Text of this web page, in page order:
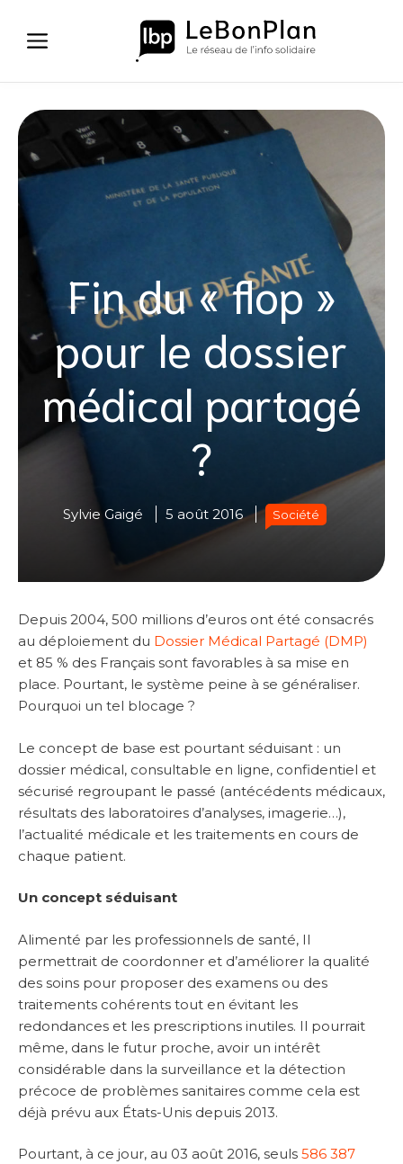
contenu
Fin du « flop »
pour le dossier
médical partagé
?
Sylvie Gaigé 5 août 2016 Société
Depuis 2004, 500 millions d’euros ont été consacrés
au déploiement du Dossier Médical Partagé (DMP)
et 85 % des Français sont favorables à sa mise en
place. Pourtant, le système peine à se généraliser.
Pourquoi un tel blocage ?
Le concept de base est pourtant séduisant : un
dossier médical, consultable en ligne, confidentiel et
sécurisé regroupant le passé (antécédents médicaux,
résultats des laboratoires d’analyses, imagerie…),
l’actualité médicale et les traitements en cours de
chaque patient.
Un concept séduisant
Alimenté par les professionnels de santé, Il
permettrait de coordonner et d’améliorer la qualité
des soins pour proposer des examens ou des
traitements cohérents tout en évitant les
redondances et les prescriptions inutiles. Il pourrait
même, dans le futur proche, avoir un intérêt
considérable dans la surveillance et la détection
précoce de problèmes sanitaires comme cela est
déjà prévu aux États-Unis depuis 2013.
Pourtant, à ce jour, au 03 août 2016, seuls 586 387